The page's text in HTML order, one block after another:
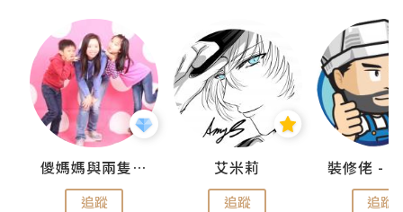
儍媽媽與兩隻小魔怪之家
追蹤
艾米莉
追蹤 追蹤